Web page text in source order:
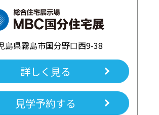
島県霧島市国分野口西9-38
詳しく見る
見学予約する